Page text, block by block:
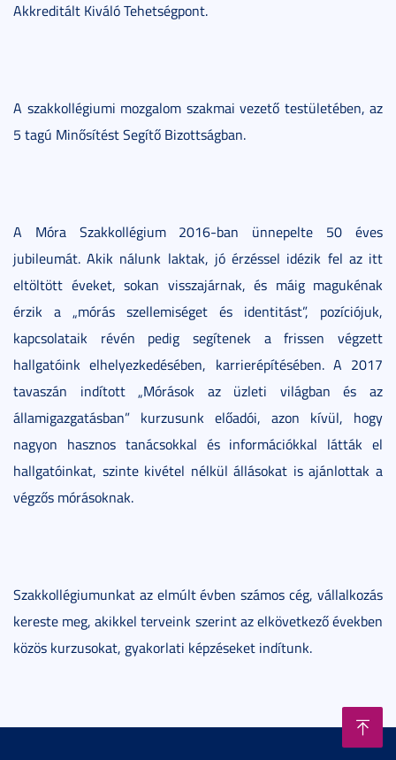
Akkreditált Kiváló Tehetségpont.
A szakkollégiumi mozgalom szakmai vezető testületében, az
5 tagú Minősítést Segítő Bizottságban.
A Móra Szakkollégium 2016-ban ünnepelte 50 éves
jubileumát. Akik nálunk laktak, jó érzéssel idézik fel az itt
eltöltött éveket, sokan visszajárnak, és máig magukénak
érzik a „mórás szellemiséget és identitást”, pozíciójuk,
kapcsolataik révén pedig segítenek a frissen végzett
hallgatóink elhelyezkedésében, karrierépítésében. A 2017
tavaszán indított „Mórások az üzleti világban és az
államigazgatásban” kurzusunk előadói, azon kívül, hogy
nagyon hasznos tanácsokkal és információkkal látták el
hallgatóinkat, szinte kivétel nélkül állásokat is ajánlottak a
végzős mórásoknak.
Szakkollégiumunkat az elmúlt évben számos cég, vállalkozás
kereste meg, akikkel terveink szerint az elkövetkező években
közös kurzusokat, gyakorlati képzéseket indítunk.